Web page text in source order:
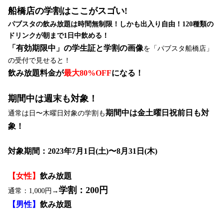
船橋店の学割はここがスゴい!
パブスタの飲み放題は時間無制限！しかも出入り自由！120種類の
ドリンクが朝まで1日中飲める！
「有効期限中」の学生証と学割の画像を「パブスタ船橋店」
の受付で見せると！
飲み放題料金が最大80%OFFになる！
期間中は週末も対象！
通常は日〜木曜日対象の学割も期間中は金土曜日祝前日も対
象！
対象期間：2023年7月1日(土)〜8月31日(木)
【女性】 飲み放題
通常：1,000円→ 学割：200円
【男性】 飲み放題